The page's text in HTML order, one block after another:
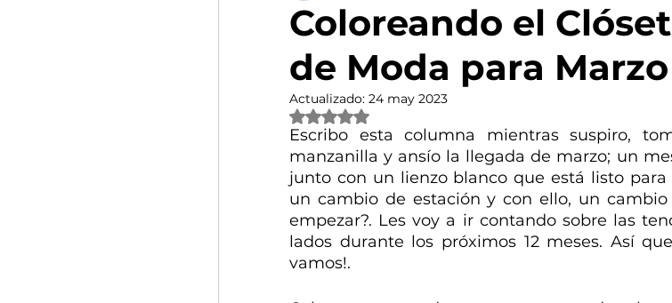
Coloreando el
de Moda para Marzo
Actualizado: 24 may 2023
Obtuvo NaN de 5 estrellas.
Escribo esta columna mientras suspiro,
manzanilla y ansío la llegada de marzo; un
junto con un lienzo blanco que está listo
un cambio de estación y con ello, un
empezar?. Les voy a ir contando sobre las
lados durante los próximos 12 meses. Así
vamos!.